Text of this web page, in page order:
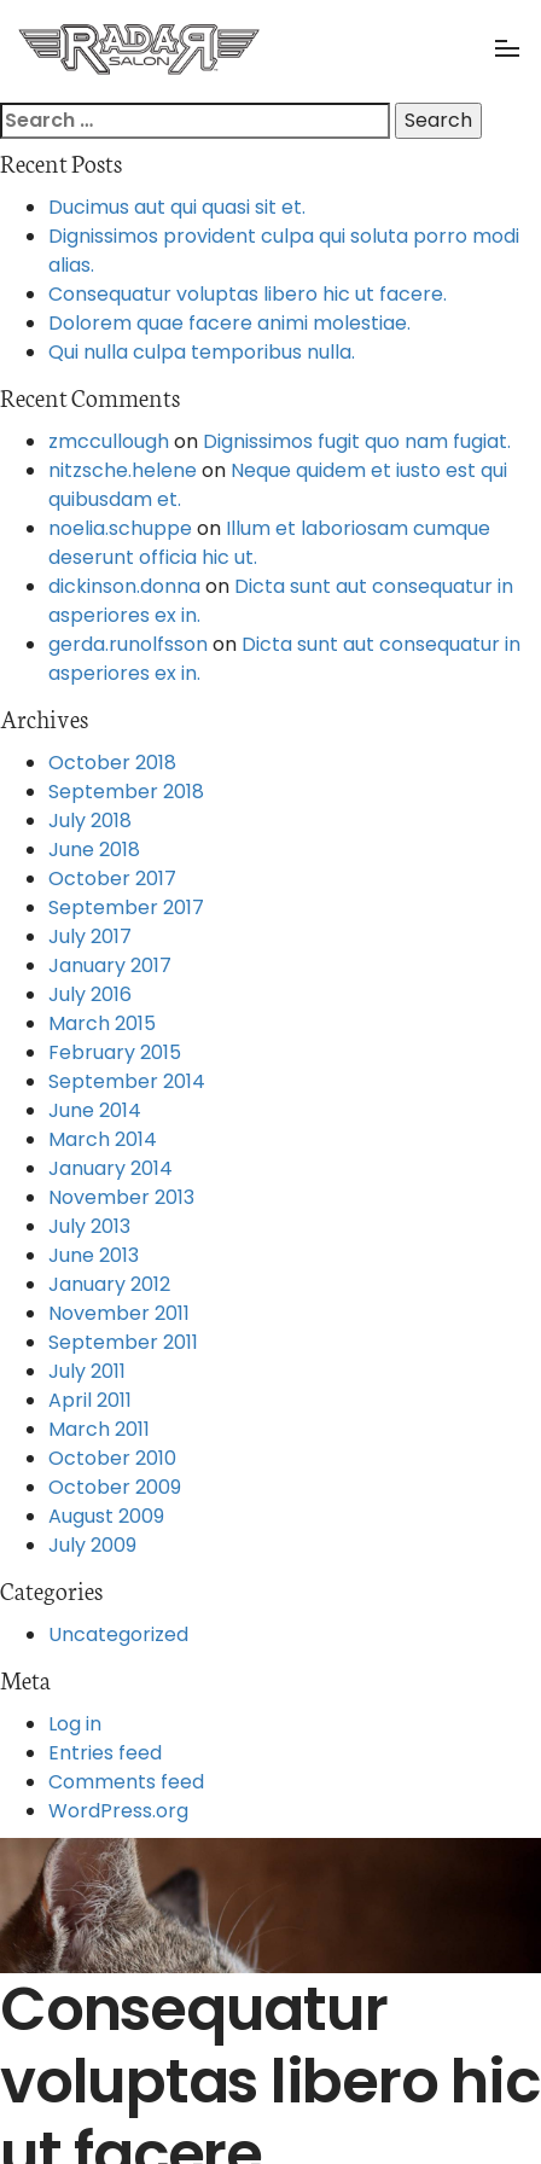
Search
for:
Recent Posts
Ducimus aut qui quasi sit et.
Dignissimos provident culpa qui soluta porro modi
alias.
Consequatur voluptas libero hic ut facere.
Dolorem quae facere animi molestiae.
Qui nulla culpa temporibus nulla.
Recent Comments
zmcculloughon Dignissimos fugit quo nam fugiat.
nitzsche.heleneon Neque quidem et iusto est qui
quibusdam et.
noelia.schuppeon Illum et laboriosam cumque
deserunt officia hic ut.
dickinson.donnaon Dicta sunt aut consequatur in
asperiores ex in.
gerda.runolfssonon Dicta sunt aut consequatur in
asperiores ex in.
Archives
October 2018
September 2018
July 2018
June 2018
October 2017
September 2017
July 2017
January 2017
July 2016
March 2015
February 2015
September 2014
June 2014
March 2014
January 2014
November 2013
July 2013
June 2013
January 2012
November 2011
September 2011
July 2011
April 2011
March 2011
October 2010
October 2009
August 2009
July 2009
Categories
Uncategorized
Meta
Log in
Entries feed
Comments feed
WordPress.org
Consequatur
voluptas libero hic